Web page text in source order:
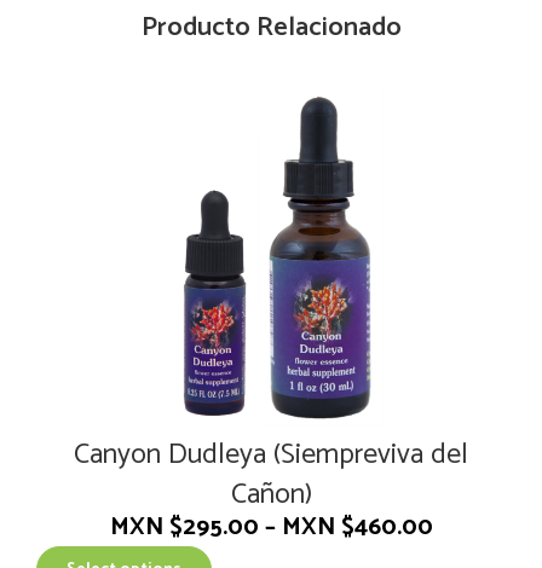
Producto Relacionado
Canyon Dudleya (Siempreviva del
Cañon)
MXN $295.00– MXN $460.00
T